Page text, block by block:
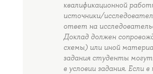
квалификационной
источники/
ответ на
Доклад должен
схемы) или иной
задания студенты
в условии задания.